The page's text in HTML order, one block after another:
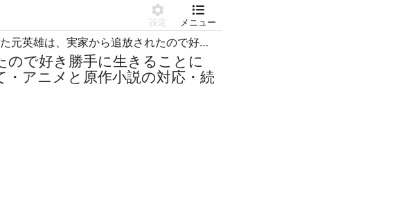
設定 メニュー
出来損ないと呼ばれた元英雄は、実家から追放されたので好き勝手に生きることにした
ので好き勝手に生きることに
アニメと原作小説の対応・続